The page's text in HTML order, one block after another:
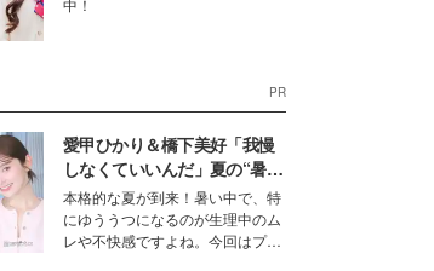
中！
PR
愛甲ひかり＆橋下美好「我慢
しなくていいんだ」夏の“暑さ
対策”の新しい選択肢とは？
本格的な夏が到来！暑い中で、特
にゆううつになるのが生理中のム
レや不快感ですよね。今回はプラ